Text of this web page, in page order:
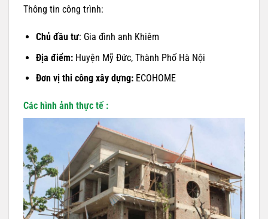
Thông tin công trình:
Chủ đầu tư: Gia đình anh Khiêm
Địa điểm:Huyện Mỹ Đức, Thành Phố Hà Nội
Đơn vị thi công xây dựng:ECOHOME
Các hình ảnh thực tế :